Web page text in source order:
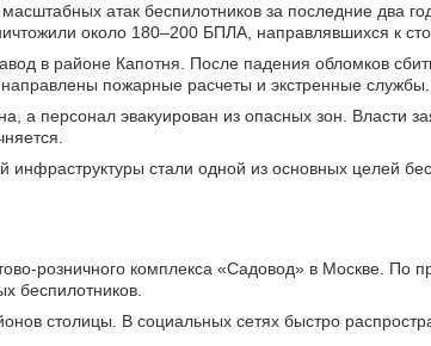
атак беспилотников за последние два
около 180–200 БПЛА, направлявшихся к
в районе Капотня. После падения обломков
пожарные расчеты и экстренные службы.
а персонал эвакуирован из опасных зон. Власти
стали одной из основных целей
розничного комплекса «Садовод» в Москве. По
беспилотников.
столицы. В социальных сетях быстро